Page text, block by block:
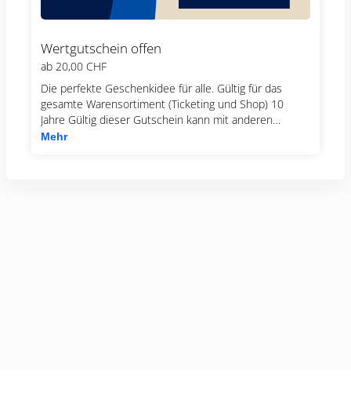
Wertgutschein offen
ab 20,00 CHF
Die perfekte Geschenkidee für alle. Gültig für das
gesamte Warensortiment (Ticketing und Shop) 10
Jahre Gültig dieser Gutschein kann mit anderen
Rabattcodes kombiniert werden Gutscheine werden
Mehr